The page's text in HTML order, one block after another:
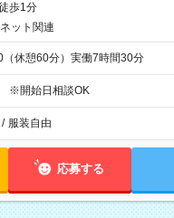
歩1分
ット関連
（休憩60分）実働7時間30分
※開始日相談OK
/ 服装自由
応募する